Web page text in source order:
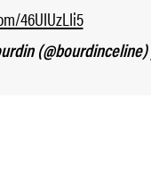
46UIUzLIi5
(@bourdinceline)